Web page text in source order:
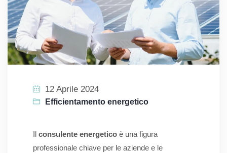
12 Aprile 2024
Efficientamento energetico
Il consulente energetico è una figura
professionale chiave per le aziende e le